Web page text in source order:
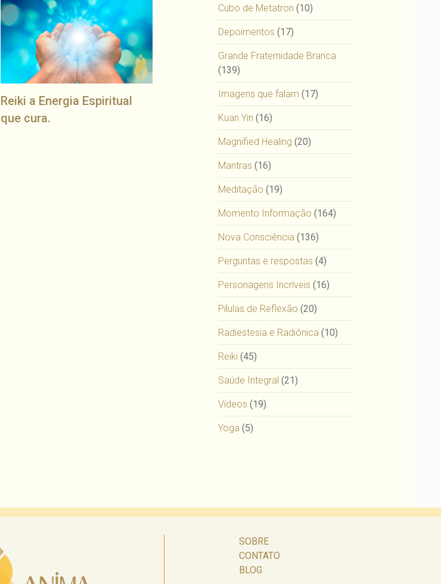
Reiki a Energia Espiritual
que cura.
Cubo de Metatron (10)
Depoimentos (17)
Grande Fraternidade Branca
(139)
Imagens que falam (17)
Kuan Yin (16)
Magnified Healing (20)
Mantras (16)
Meditação (19)
Momento Informação (164)
Nova Consciência (136)
Perguntas e respostas (4)
Personagens Incríveis (16)
Pílulas de Reflexão (20)
Radiestesia e Radiônica (10)
Reiki (45)
Saúde Integral (21)
Vídeos (19)
Yoga (5)
SOBRE
CONTATO
BLOG